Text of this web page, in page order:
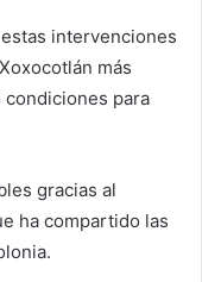
intervenciones
más
para
gracias al
ha compartido las